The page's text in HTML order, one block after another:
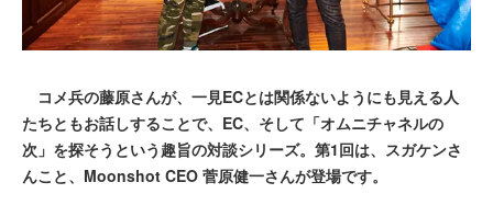
コメ兵の藤原さんが、一見ECとは関係ないようにも見える人
たちともお話しすることで、EC、そして「オムニチャネルの
次」を探そうという趣旨の対談シリーズ。第1回は、スガケンさ
んこと、Moonshot CEO 菅原健一さんが登場です。